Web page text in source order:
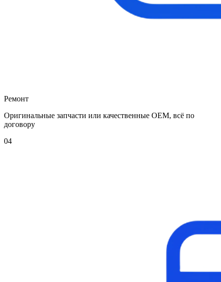
Ремонт
Оригинальные запчасти или качественные OEM, всё по
договору
04